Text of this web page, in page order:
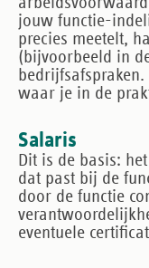
jouw functie-
precies meetelt,
(bijvoorbeeld in
waar je in de
Salaris
Dit is de basis:
dat past bij de
door de functie
eventuele